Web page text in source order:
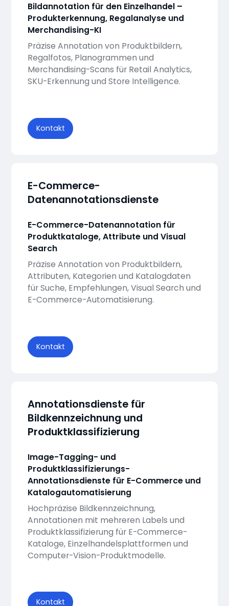
Bildannotation für den Einzelhandel –
Produkterkennung, Regalanalyse und
Merchandising-KI
Präzise Annotation von Produktbildern,
Regalfotos, Planogrammen und
Merchandising-Scans für Retail Analytics,
SKU-Erkennung und Store Intelligence.
Kontakt
E-Commerce-
Datenannotationsdienste
E-Commerce-Datenannotation für
Produktkataloge, Attribute und Visual
Search
Präzise Annotation von Produktbildern,
Attributen, Kategorien und Katalogdaten
für Suche, Empfehlungen, Visual Search und
E-Commerce-Automatisierung.
Kontakt
Annotationsdienste für
Bildkennzeichnung und
Produktklassifizierung
Image-Tagging- und
Produktklassifizierungs-
Annotationsdienste für E-Commerce und
Katalogautomatisierung
Hochpräzise Bildkennzeichnung,
Annotationen mit mehreren Labels und
Produktklassifizierung für E-Commerce-
Kataloge, Einzelhandelsplattformen und
Computer-Vision-Produktmodelle.
Kontakt